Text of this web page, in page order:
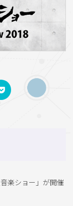
楽ショー」が開催